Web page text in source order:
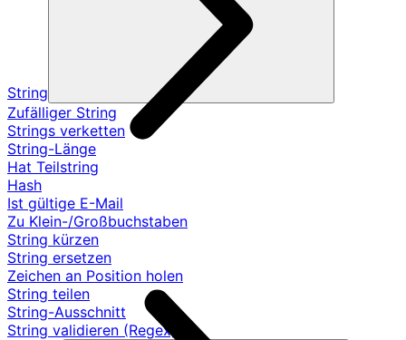
String
Zufälliger String
Strings verketten
String-Länge
Hat Teilstring
Hash
Ist gültige E-Mail
Zu Klein-/Großbuchstaben
String kürzen
String ersetzen
Zeichen an Position holen
String teilen
String-Ausschnitt
String validieren (Regex)